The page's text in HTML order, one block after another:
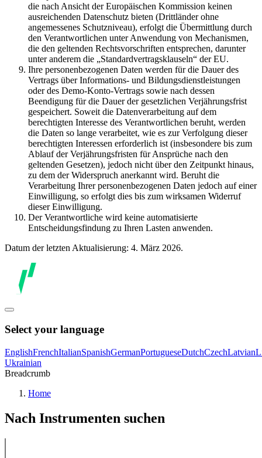
die nach Ansicht der Europäischen Kommission keinen
ausreichenden Datenschutz bieten (Drittländer ohne
angemessenes Schutzniveau), erfolgt die Übermittlung durch
den Verantwortlichen unter Anwendung von Mechanismen,
die den geltenden Rechtsvorschriften entsprechen, darunter
unter anderem die „Standardvertragsklauseln“ der EU.
Ihre personenbezogenen Daten werden für die Dauer des
Vertrags über Informations- und Bildungsdienstleistungen
oder des Demo-Konto-Vertrags sowie nach dessen
Beendigung für die Dauer der gesetzlichen Verjährungsfrist
gespeichert. Soweit die Datenverarbeitung auf dem
berechtigten Interesse des Verantwortlichen beruht, werden
die Daten so lange verarbeitet, wie es zur Verfolgung dieser
berechtigten Interessen erforderlich ist (insbesondere bis zum
Ablauf der Verjährungsfristen für Ansprüche nach den
geltenden Gesetzen), jedoch nicht über den Zeitpunkt hinaus,
zu dem der Widerspruch anerkannt wird. Beruht die
Verarbeitung Ihrer personenbezogenen Daten jedoch auf einer
Einwilligung, so erfolgt dies bis zum wirksamen Widerruf
dieser Einwilligung.
Der Verantwortliche wird keine automatisierte
Entscheidungsfindung zu Ihren Lasten anwenden.
Datum der letzten Aktualisierung: 4. März 2026.
Select your language
EnglishFrenchItalianSpanishGermanPortugueseDutchCzechLatvian
Ukrainian
Breadcrumb
Home
Nach Instrumenten suchen